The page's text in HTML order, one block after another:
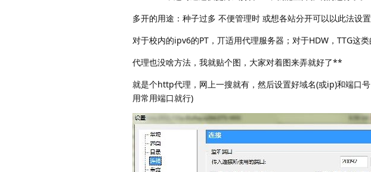
多开的用途：种子过多 不便管理时 或想各站分开可以以此法设置
对于校内的ipv6的PT，丌适用代理服务器；对于HDW，TTG这
代理也没啥方法，我就贴个图，大家对着图来弄就好了**
就是个http代理，网上一搜就有，然后设置好域名(或ip)和端口
用常用端口就行)